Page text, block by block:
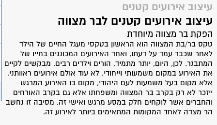
עיצוב אירועים קטנים
עיצוב אירועים קטנים לבר מצווה
הפקת בר מצווה מיוחדת
טקס בר/בת המצווה הוא הראשון בטקסי מעגל החיים של הילד
לאחר שכבר עמד על דעתו, ואחד האירועים המכוננים בחייו של
המתבגר. לכן, היום, יותר מתמיד, הורים וילדים רבים, מבקשים לקיים
את האירוע במקום משמעותי וייחודי. לא עוד אולם אירועים ראוותני,
אלא מקום בעל משמעות לעם היהודי, מקום בו האירוע המרגש
ייזכר לא רק בקרב בר המצווה ומשפחתו אלא גם בקרב האורחים
והחברים אשר לוקחים חלק במסע מרגש ואישי זה. מסיבה זו נחשב
הר מצדה לאחד המקומות המתאימים ביותר לאירוע זה.